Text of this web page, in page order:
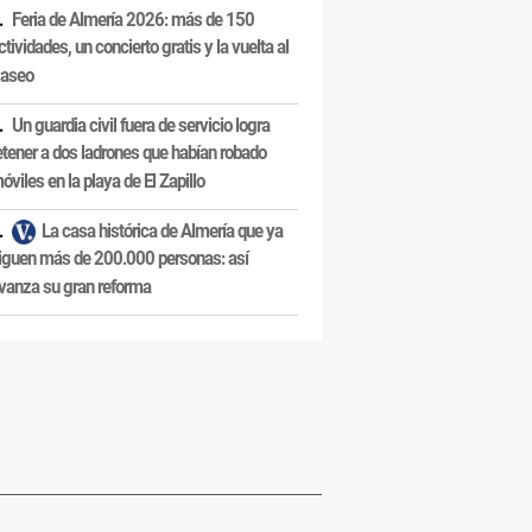
Feria de Almería 2026: más de 150
un concierto gratis y la vuelta al
Un guardia civil fuera de servicio logra
a dos ladrones que habían robado
en la playa de El Zapillo
La casa histórica de Almería que ya
más de 200.000 personas: así
su gran reforma